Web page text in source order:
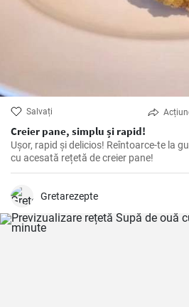
Salvați
Creier pane, simplu și rapid!
Ușor, rapid și delicios! Reîntoarce-te la
cu acesată rețetă de creier pane!
Gretarezepte